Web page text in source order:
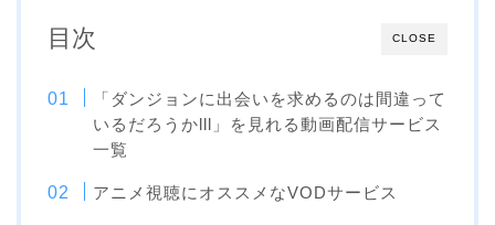
CLOSE
目次
「ダンジョンに出会いを求めるのは間違って
いるだろうかlll」を見れる動画配信サービス
一覧
アニメ視聴にオススメなVODサービス